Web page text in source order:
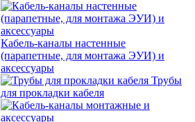
Кабель-каналы настенные
(парапетные, для монтажа ЭУИ) и
аксессуары
Трубы
для прокладки кабеля